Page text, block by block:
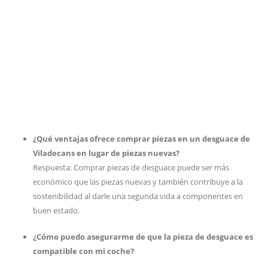
¿Qué ventajas ofrece comprar piezas en un desguace de
Viladecans en lugar de piezas nuevas?
Respuesta: Comprar piezas de desguace puede ser más
económico que las piezas nuevas y también contribuye a la
sostenibilidad al darle una segunda vida a componentes en
buen estado.
¿Cómo puedo asegurarme de que la pieza de desguace es
compatible con mi coche?